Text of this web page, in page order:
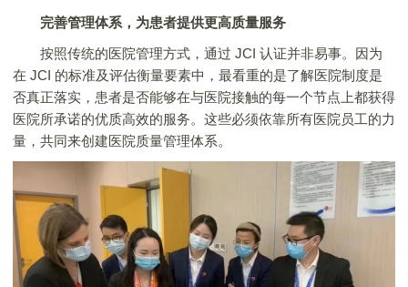
完善管理体系，为患者提供更高质量服务
按照传统的医院管理方式，通过 JCI 认证并非易事。因为
在 JCI 的标准及评估衡量要素中，最看重的是了解医院制度是
否真正落实，患者是否能够在与医院接触的每一个节点上都获得
医院所承诺的优质高效的服务。这些必须依靠所有医院员工的力
量，共同来创建医院质量管理体系。